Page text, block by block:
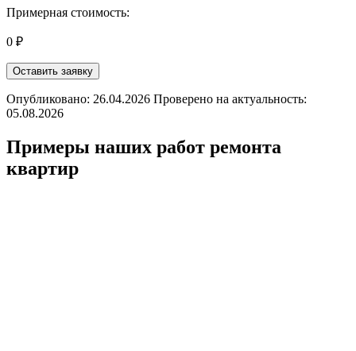
Примерная стоимость:
0 ₽
Оставить заявку
Опубликовано: 26.04.2026 Проверено на актуальность:
05.08.2026
Примеры наших работ ремонта
квартир